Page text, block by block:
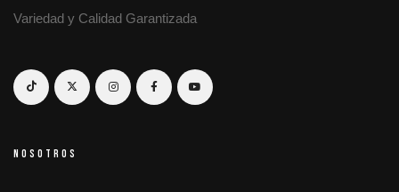
Variedad y Calidad Garantizada
NOSOTROS